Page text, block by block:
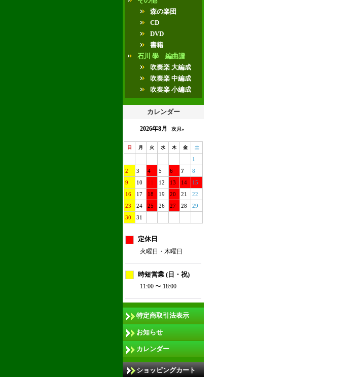
森の楽団
CD
DVD
書籍
石川 學 編曲譜
吹奏楽 大編成
吹奏楽 中編成
吹奏楽 小編成
カレンダー
2026年8月 次月»
日 月 火 水 木 金 土
1
2
3 4 5 6 7
8
9
10 11 12 13 14
15
16
17 18 19 20 21
22
23
24 25 26 27 28
29
30
31
定休日
火曜日・木曜日
時短営業 (日・祝)
11:00 〜 18:00
特定商取引法表示
お知らせ
カレンダー
ショッピングカート